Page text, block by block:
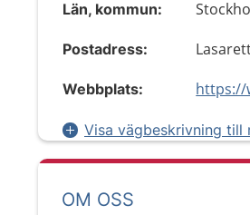
Län, kommun:
Postadress:
Webbplats: https://
Visa vägbeskrivning till
OM OSS